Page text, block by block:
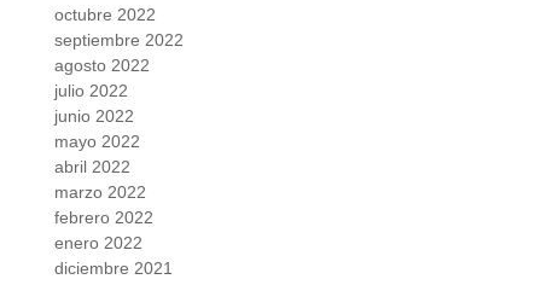
octubre 2022
septiembre 2022
agosto 2022
julio 2022
junio 2022
mayo 2022
abril 2022
marzo 2022
febrero 2022
enero 2022
diciembre 2021